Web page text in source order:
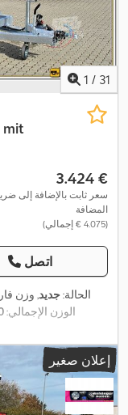
1 / 31
mit
‏3.424 €
سعر ثابت بالإضافة إلى
المضافة
(‏4.075 € إجمالي)
اتصل
الحالة:جديد, وزن
الوزن الإجمالي:
التحميل:300 مم ,
, فرامل المقطورة:,
إعلان صغير